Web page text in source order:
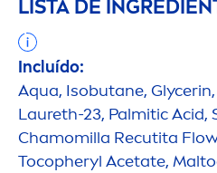
LISTA DE
Incluído:
Aqua, Isobutane,
Laureth-23, Palmitic Acid,
Chamomilla Recutita
Tocopheryl Acetate,